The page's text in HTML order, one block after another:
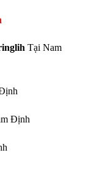
Tại Nam
Định